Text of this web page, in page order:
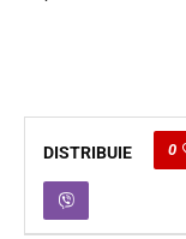
DISTRIBUIE 0